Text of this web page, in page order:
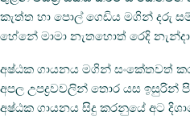
කැත්ත හා පොල් ගෙඩිය මගින් දරු
හේනේ මාමා නැතහොත් රෙදි
අෂ්ඨක ගායනය මගින් සංකේතවත්
අපල උපද්‍රවවලින් තොර යස ඉසුරින්
අෂ්ඨක ගායනය සිදු කරනුයේ අට